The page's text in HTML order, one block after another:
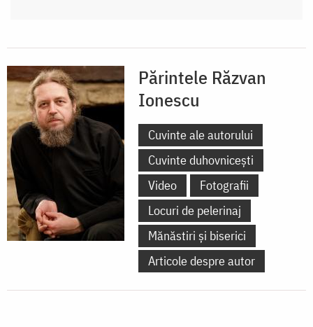
Părintele Răzvan
Ionescu
Cuvinte ale autorului
Cuvinte duhovnicești
Video
Fotografii
Locuri de pelerinaj
Mănăstiri și biserici
Articole despre autor